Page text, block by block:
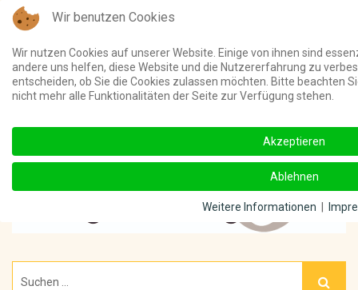
Wir benutzen Cookies
Wir nutzen Cookies auf unserer Website. Einige von ihnen sind
andere uns helfen, diese Website und die Nutzererfahrung zu
entscheiden, ob Sie die Cookies zulassen möchten. Bitte beachten
nicht mehr alle Funktionalitäten der Seite zur Verfügung stehen.
Akzeptieren
Ablehnen
Weitere Informationen